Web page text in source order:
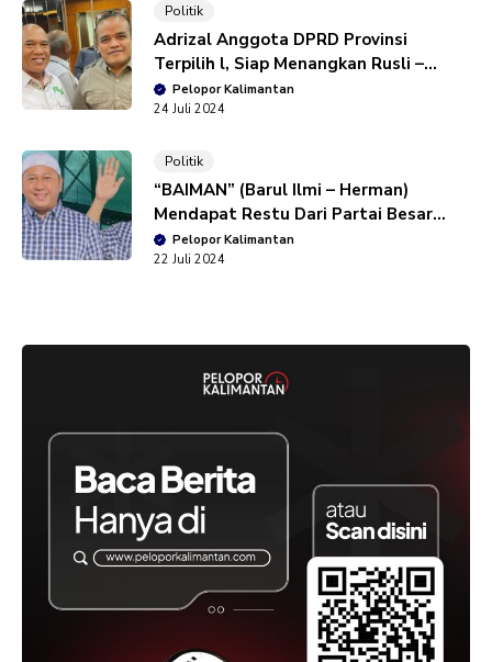
Politik
Adrizal Anggota DPRD Provinsi
Terpilih l, Siap Menangkan Rusli –
Syairi di Pilkada Kotabaru 2024
Pelopor Kalimantan
24 Juli 2024
Politik
“BAIMAN” (Barul Ilmi – Herman)
Mendapat Restu Dari Partai Besar
Melangkah Sebagai Calon Bupati dan
Wakil Bupati Batola
Pelopor Kalimantan
22 Juli 2024